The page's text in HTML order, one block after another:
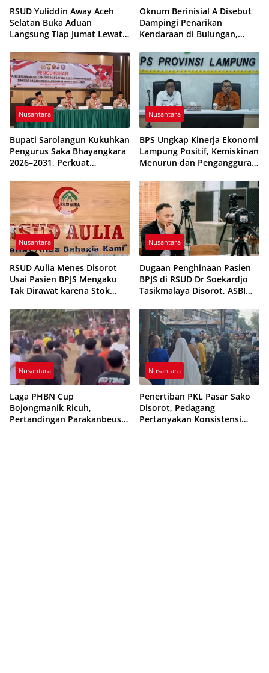
RSUD Yuliddin Away Aceh
Selatan Buka Aduan
Langsung Tiap Jumat Lewat
Oknum Berinisial A Disebut
Dampingi Penarikan
Kendaraan di Bulungan,
Nusantara
Bupati Sarolangun Kukuhkan
Pengurus Saka Bhayangkara
2026–2031, Perkuat
Generasi Muda
Nusantara
BPS Ungkap Kinerja Ekonomi
Lampung Positif, Kemiskinan
Menurun dan Pengangguran
Nusantara
RSUD Aulia Menes Disorot
Usai Pasien BPJS Mengaku
Tak Dirawat karena Stok
Nusantara
Dugaan Penghinaan Pasien
BPJS di RSUD Dr Soekardjo
Tasikmalaya Disorot, ASBI
Etika Pelayanan
Nusantara
Laga PHBN Cup
Bojongmanik Ricuh,
Pertandingan Parakanbeusi
Nusantara
Penertiban PKL Pasar Sako
Disorot, Pedagang
Pertanyakan Konsistensi